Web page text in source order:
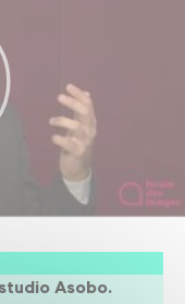
Asobo.